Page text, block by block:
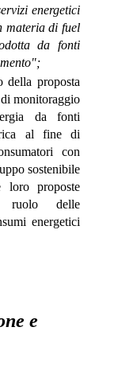
energetici
materia di fuel
da fonti
della proposta
monitoraggio
da fonti
al fine di
con
sostenibile
loro proposte
ruolo delle
energetici
e